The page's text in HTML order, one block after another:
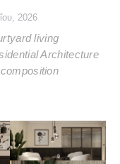
2026
living
Architecture